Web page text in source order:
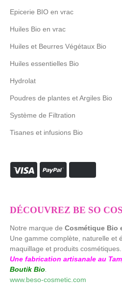
Epicerie BIO en vrac
Huiles Bio en vrac
Huiles et Beurres Végétaux Bio
Huiles essentielles Bio
Hydrolat
Poudres de plantes et Argiles Bio
Système de Filtration
Tisanes et infusions Bio
DÉCOUVREZ BE SO
Notre marque de Cosmétique Bio
Une gamme complète, naturelle et
maquillage et produits cosmétiques.
Une fabrication artisanale au
Boutik Bio
www.beso-cosmetic.com